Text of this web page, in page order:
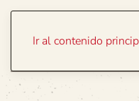
Ir al contenido